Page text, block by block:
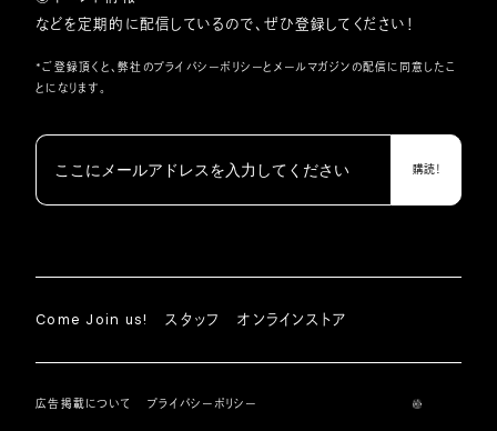
などを定期的に配信しているので、ぜひ登録してください！
*ご登録頂くと、弊社のプライバシーポリシーとメールマガジンの配信に同意したこ
とになります。
Come Join us! スタッフ オンラインストア
広告掲載について プライバシーポリシー